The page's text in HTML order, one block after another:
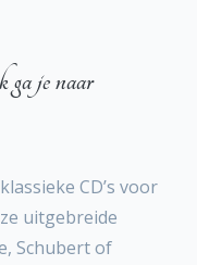
ga je naar
CD’s voor
uitgebreide
Schubert of